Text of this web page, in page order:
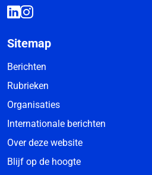
Sitemap
Berichten
Rubrieken
Organisaties
Internationale berichten
Over deze website
Blijf op de hoogte